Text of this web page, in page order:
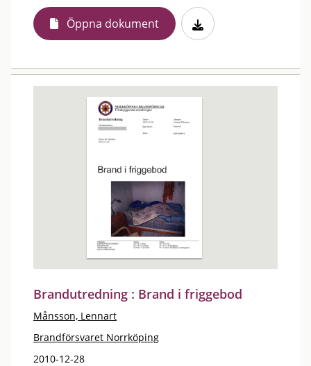
Öppna dokument
Brandutredning : Brand i friggebod
Månsson, Lennart
Brandförsvaret Norrköping
2010-12-28